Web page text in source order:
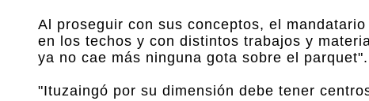
Al proseguir con sus conceptos, el
en los techos y con distintos trabajos y
ya no cae más ninguna gota sobre el parquet".
"Ituzaingó por su dimensión debe tener